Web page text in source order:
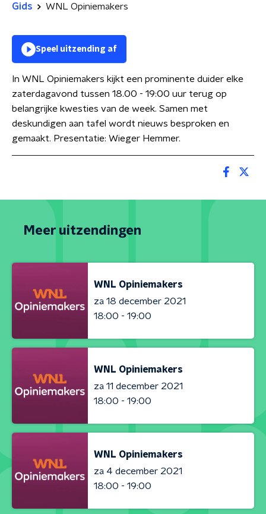
Gids WNL Opiniemakers
Speel uitzending af
In WNL Opiniemakers kijkt een prominente duider elke
zaterdagavond tussen 18.00 - 19:00 uur terug op
belangrijke kwesties van de week. Samen met
deskundigen aan tafel wordt nieuws besproken en
gemaakt. Presentatie: Wieger Hemmer.
Meer uitzendingen
WNL Opiniemakers
za 18 december 2021
18:00 - 19:00
WNL Opiniemakers
za 11 december 2021
18:00 - 19:00
WNL Opiniemakers
za 4 december 2021
18:00 - 19:00